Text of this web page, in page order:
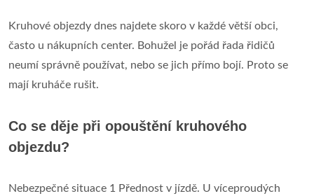
Kruhové objezdy dnes najdete skoro v každé větší obci,
často u nákupních center. Bohužel je pořád řada řidičů
neumí správně používat, nebo se jich přímo bojí. Proto se
mají kruháče rušit.
Co se děje při opouštění kruhového
objezdu?
Nebezpečné situace 1 Přednost v jízdě. U víceproudých